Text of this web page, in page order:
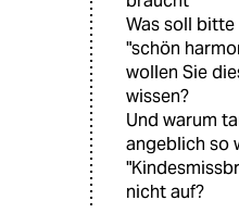
Was soll bitte
"schön
wollen Sie
wissen?
Und warum
angeblich so
nicht auf?